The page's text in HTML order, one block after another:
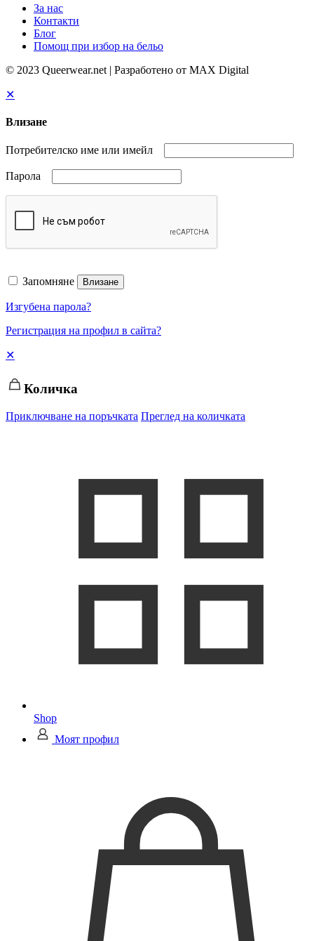
За нас
Контакти
Блог
Помощ при избор на бельо
© 2023 Queerwear.net | Разработено от MAX Digital
✕
Влизане
Потребителско име или имейл
Парола
Запомняне Влизане
Изгубена парола?
Регистрация на профил в сайта?
✕
Количка
Приключване на поръчката Преглед на количката
Shop
Моят профил